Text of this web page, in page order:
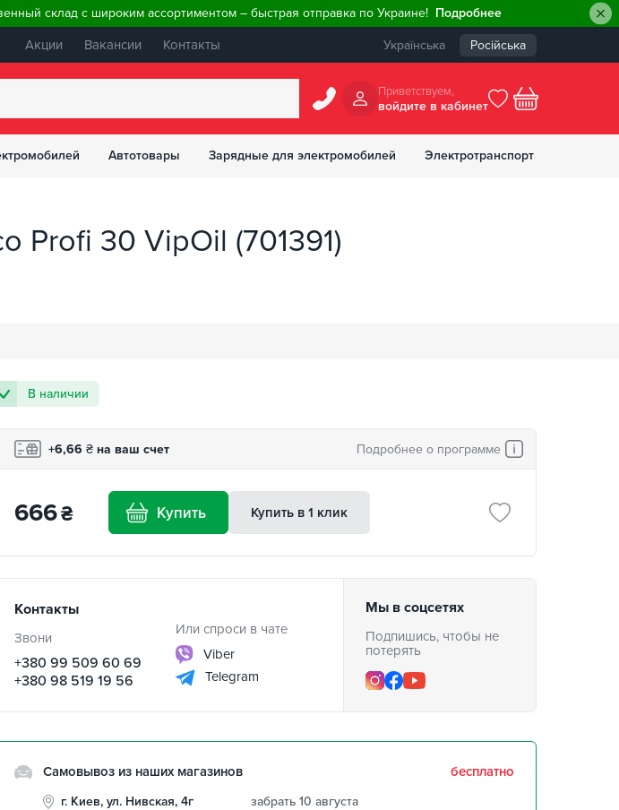
склад с широким ассортиментом – быстрая отправка по Украине! Подробнее
Акции Вакансии Контакты Українська Російська
Приветствуем,
войдите в кабинет
Автотовары Зарядные для электромобилей Электротранспорт
Profi 30 VipOil (701391)
В наличии
+6,66 ₴ на ваш счет Подробнее о программе
666₴ Купить Купить в 1 клик
Контакты
Звони
+380 99 509 60 69
+380 98 519 19 56
Или спроси в чате
Viber
Telegram
Мы в соцсетях
Подпишись, чтобы не
потерять
Самовывоз из наших магазинов бесплатно
г. Киев, ул. Нивская, 4г
забрать 10 августа